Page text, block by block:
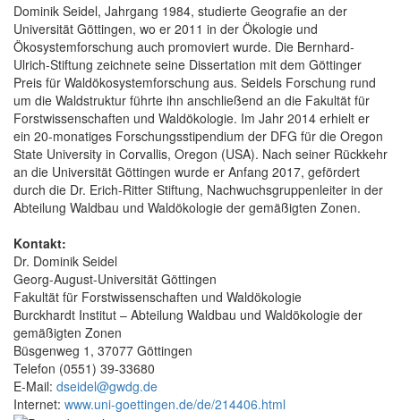
Dominik Seidel, Jahrgang 1984, studierte Geografie an der
Universität Göttingen, wo er 2011 in der Ökologie und
Ökosystemforschung auch promoviert wurde. Die Bernhard-
Ulrich-Stiftung zeichnete seine Dissertation mit dem Göttinger
Preis für Waldökosystemforschung aus. Seidels Forschung rund
um die Waldstruktur führte ihn anschließend an die Fakultät für
Forstwissenschaften und Waldökologie. Im Jahr 2014 erhielt er
ein 20-monatiges Forschungsstipendium der DFG für die Oregon
State University in Corvallis, Oregon (USA). Nach seiner Rückkehr
an die Universität Göttingen wurde er Anfang 2017, gefördert
durch die Dr. Erich-Ritter Stiftung, Nachwuchsgruppenleiter in der
Abteilung Waldbau und Waldökologie der gemäßigten Zonen.
Kontakt:
Dr. Dominik Seidel
Georg-August-Universität Göttingen
Fakultät für Forstwissenschaften und Waldökologie
Burckhardt Institut – Abteilung Waldbau und Waldökologie der
gemäßigten Zonen
Büsgenweg 1, 37077 Göttingen
Telefon (0551) 39-33680
E-Mail: dseidel@gwdg.de
Internet: www.uni-goettingen.de/de/214406.html